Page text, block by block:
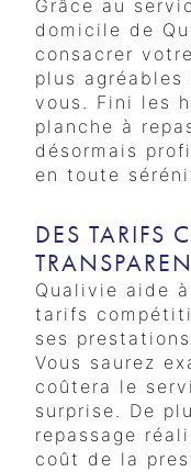
Grâce au
domicile de
consacrer
plus
vous. Fini les
planche à
désormais
en toute
DES TARIFS
Qualivie aide
tarifs
ses
Vous saurez
coûtera le
surprise. De
repassage
coût de la